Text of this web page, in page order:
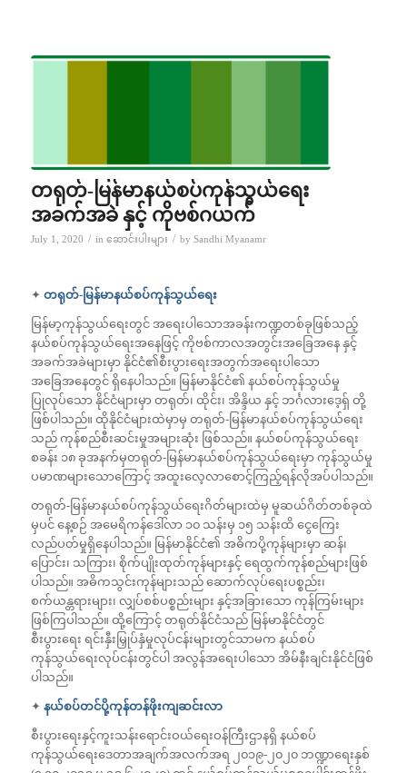
တရုတ်-မြန်မာနယ်စပ်ကုန်သွယ်ရေး
အခက်အခဲ နှင့် ကိုဗစ်ဂယက်
July 1, 2020 / in ဆောင်းပါးများ / by Sandhi Myanamr
✦ တရုတ်-မြန်မာနယ်စပ်ကုန်သွယ်ရေး
မြန်မာ့ကုန်သွယ်ရေးတွင် အရေးပါသောအခန်းကဏ္ဍတစ်ခုဖြစ်သည့်
နယ်စပ်ကုန်သွယ်ရေးအနေဖြင့် ကိုဗစ်ကာလအတွင်းအခြေအနေ နှင့်
အခက်အခဲများမှာ နိုင်ငံ၏စီးပွားရေးအတွက်အရေးပါသော
အခြေအနေတွင်‌ ရှိနေပါသည်။ မြန်မာနိုင်ငံ၏ နယ်စပ်ကုန်သွယ်မှု
ပြုလုပ်သော နိုင်ငံများမှာ တရုတ်၊ ထိုင်း၊ အိန္ဒိယ နှင့် ဘင်္ဂလားဒေ့ရှ် တို့
ဖြစ်ပါသည်။ ထိုနိုင်ငံများထဲမှာမှ တရုတ်-မြန်မာနယ်စပ်ကုန်သွယ်ရေး
သည် ကုန်စည်စီးဆင်းမှုအများဆုံး ဖြစ်သည်။ နယ်စပ်ကုန်သွယ်ရေး
စခန်း ၁၈ ခုအနက်မှတရုတ်-မြန်မာနယ်စပ်ကုန်သွယ်ရေးမှာ ကုန်သွယ်မှု
ပမာဏများသောကြောင့် အထူးလေ့လာစောင့်ကြည့်ရန်လိုအပ်ပါသည်။
တရုတ်-မြန်မာနယ်စပ်ကုန်သွယ်ရေးဂိတ်များထဲမှ မူဆယ်ဂိတ်တစ်ခုထဲ
မှပင် နေ့စဉ် အမေရိကန်ဒေါ်လာ ၁၀ သန်းမှ ၁၅ သန်းထိ ငွေကြေး
လည်ပတ်မှုရှိနေပါသည်။ မြန်မာနိုင်ငံ၏ အဓိကပို့ကုန်များမှာ ဆန်၊
ပြောင်း၊ သကြား၊ စိုက်ပျိုးထုတ်ကုန်များနှင့် ရေထွက်ကုန်စည်များဖြစ်
ပါသည်။ အဓိကသွင်းကုန်များသည် ဆောက်လုပ်ရေးပစ္စည်း၊
စက်ယန္တရားများ၊ လျှပ်စစ်ပစ္စည်းများ နှင့်အခြားသော ကုန်ကြမ်းများ
ဖြစ်ကြပါသည်။ ထို့ကြောင့် တရုတ်နိုင်ငံသည် မြန်မာနိုင်ငံတွင်
စီးပွားရေး ရင်းနှီးမြှုပ်နှံမှုလုပ်ငန်းများတွင်သာမက နယ်စပ်
ကုန်သွယ်ရေးလုပ်ငန်းတွင်ပါ အလွန်အရေးပါသော အိမ်နီးချင်းနိုင်ငံဖြစ်
ပါသည်။
✦ နယ်စပ်တင်ပို့ကုန်တန်ဖိုးကျဆင်းလာ
စီးပွားရေးနှင့်ကူးသန်းရောင်းဝယ်ရေးဝန်ကြီးဌာနရှိ နယ်စပ်
ကုန်သွယ်ရေးဒေတာအချက်အလက်အရ ၂၀၁၉-၂၀၂၀ ဘဏ္ဍာရေးနှစ်